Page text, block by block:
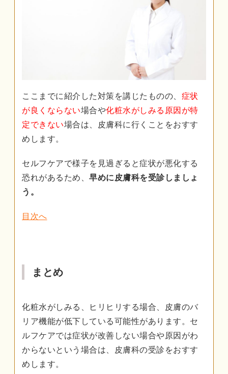
ここまでに紹介した対策を講じたものの、 症状
が良くならない場合や化粧水がしみる原因が特
定できない場合は、皮膚科に行くことをおすす
めします。
セルフケアで様子を見過ぎると症状が悪化する
恐れがあるため、 早めに皮膚科を受診しましょ
う。
目次へ
まとめ
化粧水がしみる、ヒリヒリする場合、皮膚のバ
リア機能が低下している可能性があります。セ
ルフケアでは症状が改善しない場合や原因がわ
からないという場合は、皮膚科の受診をおすす
めします。